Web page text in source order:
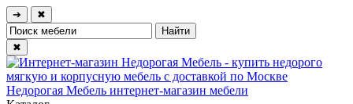
➔ ✖
✖
Недорогая Мебель интернет-магазин мебели